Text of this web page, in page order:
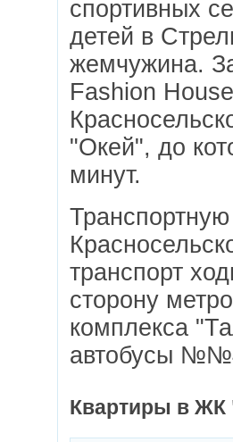
спортивных
детей в
жемчужина.
Fashion
"Окей", до
минут.
транспорт
сторону
комплекса
автобусы
Квартиры в ЖК